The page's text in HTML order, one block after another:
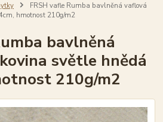
FRSH vafle Rumba bavlněná vaflová
hmotnost 210g/m2
bavlněná
světle hnědá
210g/m2